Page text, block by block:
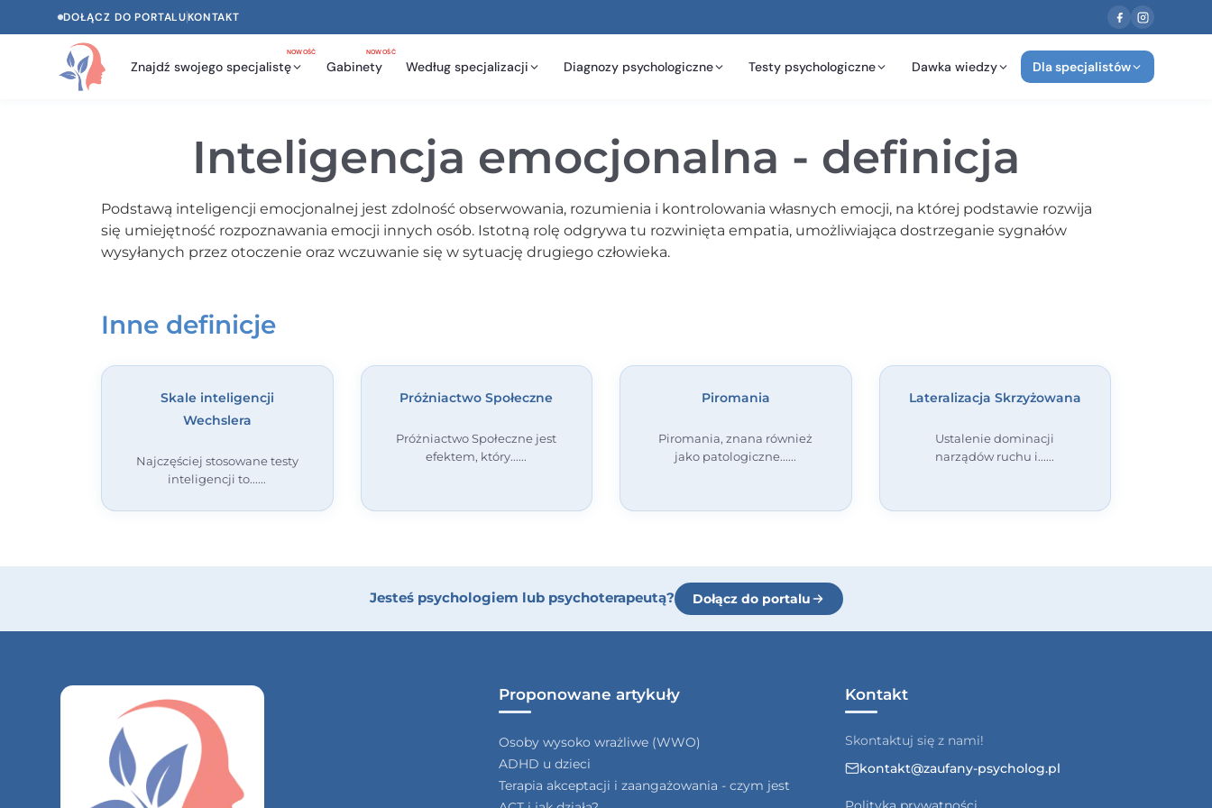
DOŁĄCZ DO PORTALUKONTAKT
Znajdź swojego specjalistę
NOWOŚĆ
Gabinety
NOWOŚĆ
Według specjalizacji Diagnozy psychologiczne Testy psychologiczne Dawka wiedzy Dla specjalistów
Inteligencja emocjonalna - definicja
Podstawą inteligencji emocjonalnej jest zdolność obserwowania, rozumienia i kontrolowania własnych emocji, na której podstawie rozwija
się umiejętność rozpoznawania emocji innych osób. Istotną rolę odgrywa tu rozwinięta empatia, umożliwiająca dostrzeganie sygnałów
wysyłanych przez otoczenie oraz wczuwanie się w sytuację drugiego człowieka.
Inne definicje
Skale inteligencji
Wechslera
Najczęściej stosowane testy
inteligencji to...
Próżniactwo Społeczne
Próżniactwo Społeczne jest
efektem, który...
Piromania
Piromania, znana również
jako patologiczne...
Lateralizacja Skrzyżowana
Ustalenie dominacji
narządów ruchu i...
Jesteś psychologiem lub psychoterapeutą? Dołącz do portalu
Proponowane artykuły
Osoby wysoko wrażliwe (WWO)
ADHD u dzieci
Terapia akceptacji i zaangażowania - czym jest
Kontakt
Skontaktuj się z nami!
kontakt@zaufany-psycholog.pl